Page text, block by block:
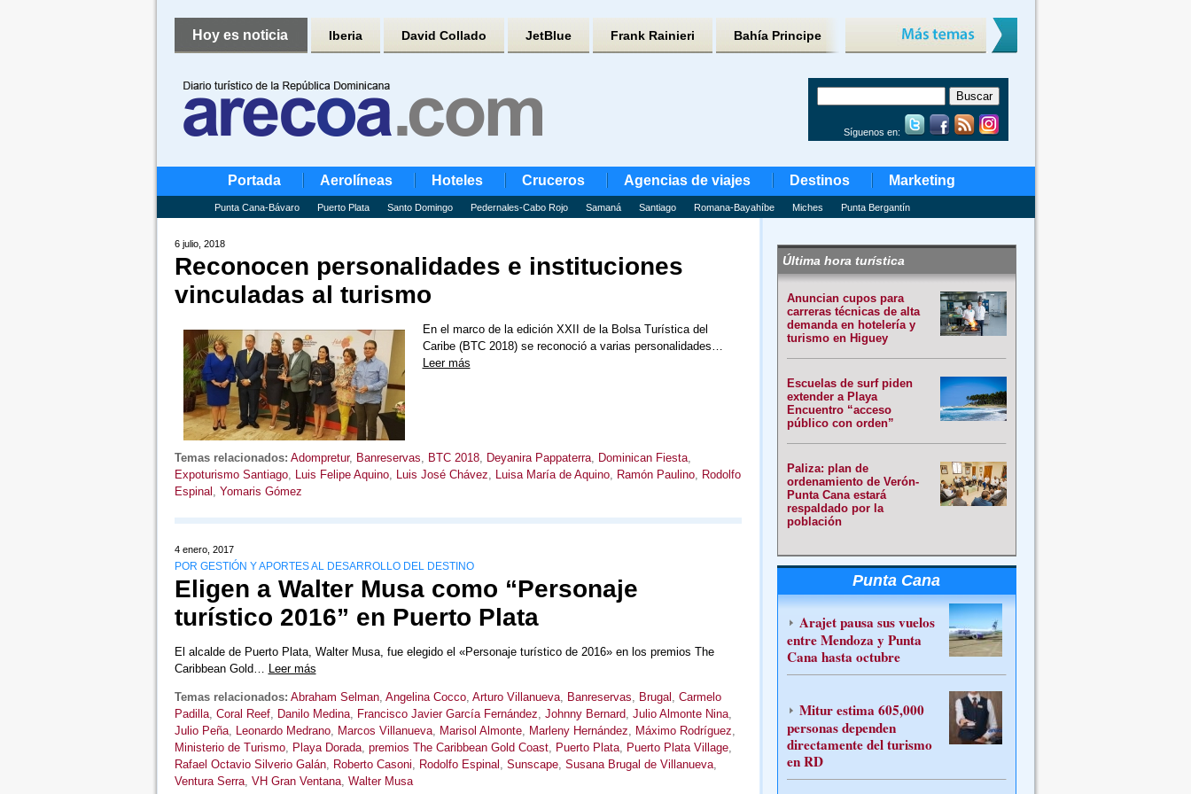
Hoy es noticia Iberia David Collado JetBlue Frank Rainieri Bahía Principe
Síguenos en:
Portada Aerolíneas Hoteles Cruceros Agencias de viajes Destinos Marketing
Punta Cana-Bávaro Puerto Plata Santo Domingo Pedernales-Cabo Rojo Samaná Santiago Romana-Bayahíbe Miches Punta Bergantín
6 julio, 2018
Reconocen personalidades e instituciones
vinculadas al turismo
En el marco de la edición XXII de la Bolsa Turística del
Caribe (BTC 2018) se reconoció a varias personalidades…
Leer más
Temas relacionados: Adompretur, Banreservas, BTC 2018, Deyanira Pappaterra, Dominican Fiesta,
Expoturismo Santiago, Luis Felipe Aquino, Luis José Chávez, Luisa María de Aquino, Ramón Paulino, Rodolfo
Espinal , Yomaris Gómez
4 enero, 2017
POR GESTIÓN Y APORTES AL DESARROLLO DEL DESTINO
Eligen a Walter Musa como “Personaje
turístico 2016” en Puerto Plata
El alcalde de Puerto Plata, Walter Musa, fue elegido el «Personaje turístico de 2016» en los premios The
Caribbean Gold… Leer más
Temas relacionados: Abraham Selman, Angelina Cocco, Arturo Villanueva, Banreservas, Brugal , Carmelo
Padilla, Coral Reef, Danilo Medina, Francisco Javier García Fernández, Johnny Bernard, Julio Almonte Nina,
Julio Peña, Leonardo Medrano, Marcos Villanueva, Marisol Almonte, Marleny Hernández, Máximo Rodríguez,
Ministerio de Turismo, Playa Dorada, premios The Caribbean Gold Coast, Puerto Plata, Puerto Plata Village,
Rafael Octavio Silverio Galán, Roberto Casoni, Rodolfo Espinal , Sunscape, Susana Brugal de Villanueva,
Ventura Serra, VH Gran Ventana, Walter Musa
Última hora turística
Anuncian cupos para
carreras técnicas de alta
demanda en hotelería y
turismo en Higuey
Escuelas de surf piden
extender a Playa
Encuentro “acceso
público con orden”
Paliza: plan de
ordenamiento de Verón-
Punta Cana estará
respaldado por la
población
Punta Cana
Arajet pausa sus vuelos
entre Mendoza y Punta
Cana hasta octubre
Mitur estima 605,000
personas dependen
directamente del turismo
en RD